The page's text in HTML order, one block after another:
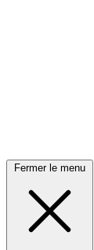
Fermer le menu